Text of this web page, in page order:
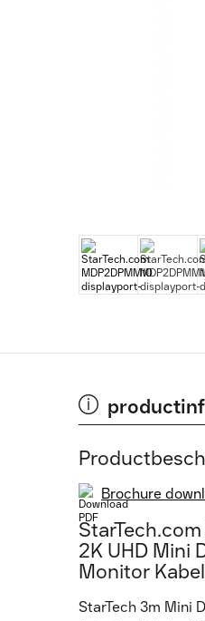
Brochure
2K UHD Mini
Monitor
StarTech 3m Mini